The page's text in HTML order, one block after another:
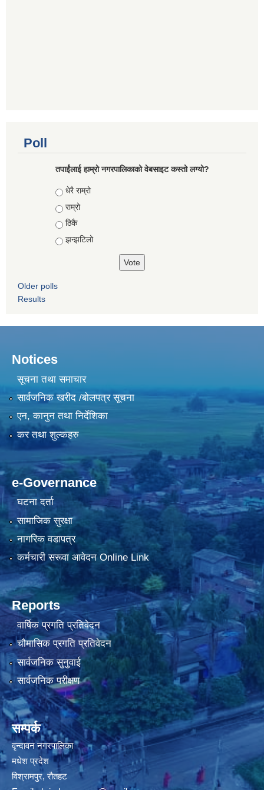
Poll
तपाईंलाई हाम्रो नगरपालिकाको वेबसाइट कस्तो लग्यो?
Choices
धेरै राम्रो
राम्रो
ठिकै
झन्झटिलो
Older polls
Results
Notices
सूचना तथा समाचार
सार्वजनिक खरीद /बोलपत्र सूचना
एन, कानुन तथा निर्देशिका
कर तथा शुल्कहरु
e-Governance
घटना दर्ता
सामाजिक सुरक्षा
नागरिक वडापत्र
कर्मचारी सरूवा आवेदन Online Link
Reports
वार्षिक प्रगति प्रतिवेदन
चौमासिक प्रगति प्रतिवेदन
सार्वजनिक सुनुवाई
सार्वजनिक परीक्षण
सम्पर्क
वृन्दावन नगरपालिका
मधेश प्रदेश
विश्रामपुर, रौतहट